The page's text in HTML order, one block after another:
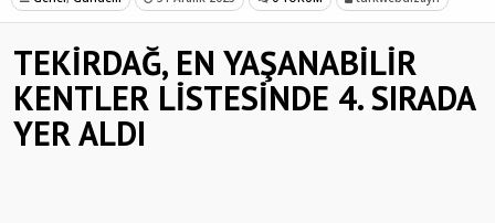
TEKİRDAĞ, EN YAŞANABİLİR
KENTLER LİSTESİNDE 4. SIRADA
YER ALDI